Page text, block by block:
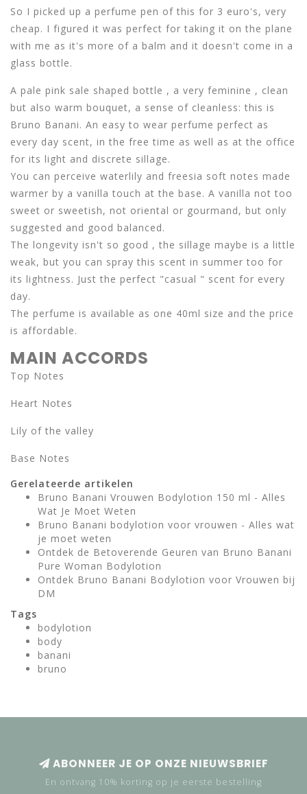
So I picked up a perfume pen of this for 3 euro's, very
cheap. I figured it was perfect for taking it on the plane
with me as it's more of a balm and it doesn't come in a
glass bottle.
A pale pink sale shaped bottle , a very feminine , clean
but also warm bouquet, a sense of cleanless: this is
Bruno Banani. An easy to wear perfume perfect as
every day scent, in the free time as well as at the office
for its light and discrete sillage.
You can perceive waterlily and freesia soft notes made
warmer by a vanilla touch at the base. A vanilla not too
sweet or sweetish, not oriental or gourmand, but only
suggested and good balanced.
The longevity isn't so good , the sillage maybe is a little
weak, but you can spray this scent in summer too for
its lightness. Just the perfect "casual " scent for every
day.
The perfume is available as one 40ml size and the price
is affordable.
MAIN ACCORDS
Top Notes
Heart Notes
Lily of the valley
Base Notes
Gerelateerde artikelen
Bruno Banani Vrouwen Bodylotion 150 ml - Alles
Wat Je Moet Weten
Bruno Banani bodylotion voor vrouwen - Alles wat
je moet weten
Ontdek de Betoverende Geuren van Bruno Banani
Pure Woman Bodylotion
Ontdek Bruno Banani Bodylotion voor Vrouwen bij
DM
Tags
bodylotion
body
banani
bruno
ABONNEER JE OP ONZE NIEUWSBRIEF
En ontvang 10% korting op je eerste bestelling